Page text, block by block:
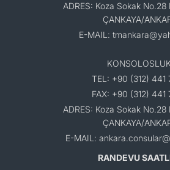
ADRES: Koza Sokak No.28
ÇANKAYA/
E-MAIL:
TEL: +90 (312) 441
FAX: +90 (312) 441
ADRES: Koza Sokak No.28
ÇANKAYA/
E-MAIL:
RANDEVU